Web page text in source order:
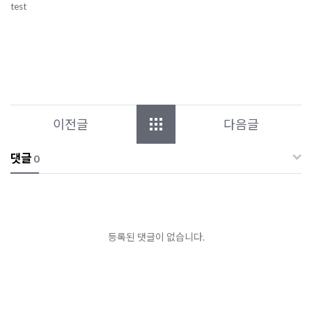
test
이전글 다음글
댓글 0
등록된 댓글이 없습니다.